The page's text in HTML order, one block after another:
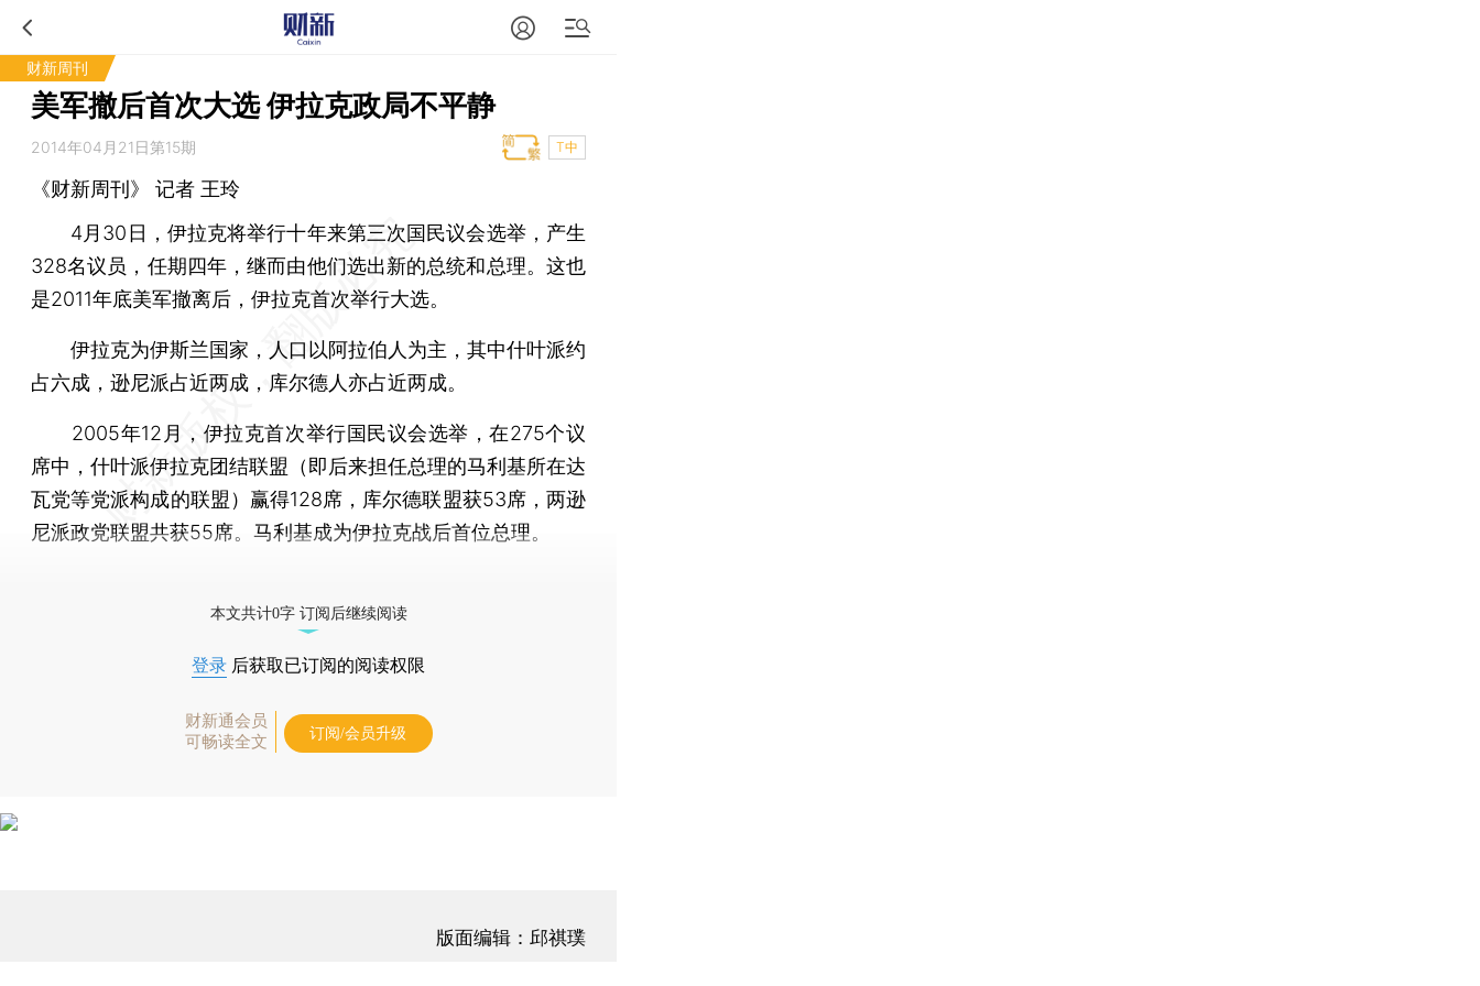
财新周刊
美军撤后首次大选 伊拉克政局不平静
2014年04月21日第15期 T中
《财新周刊》 记者 王玲
4月30日，伊拉克将举行十年来第三次国民议会选举，产生
328名议员，任期四年，继而由他们选出新的总统和总理。这也
是2011年底美军撤离后，伊拉克首次举行大选。
伊拉克为伊斯兰国家，人口以阿拉伯人为主，其中什叶派约
占六成，逊尼派占近两成，库尔德人亦占近两成。
2005年12月，伊拉克首次举行国民议会选举，在275个议
席中，什叶派伊拉克团结联盟（即后来担任总理的马利基所在达
瓦党等党派构成的联盟）赢得128席，库尔德联盟获53席，两逊
尼派政党联盟共获55席。马利基成为伊拉克战后首位总理。
本文共计0字 订阅后继续阅读
登录 后获取已订阅的阅读权限
财新通会员
可畅读全文
订阅/会员升级
版面编辑：邱祺璞